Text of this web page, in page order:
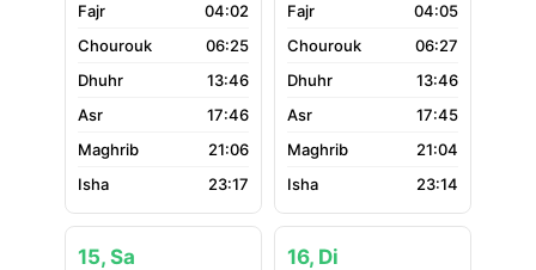
04:02
06:25
13:46
17:46
21:06
23:17
04:05
06:27
13:46
17:45
21:04
23:14
15, Sa 16, Di